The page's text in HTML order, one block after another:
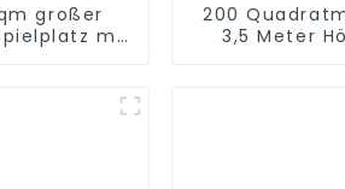
großer
mit
200
3,5 Meter